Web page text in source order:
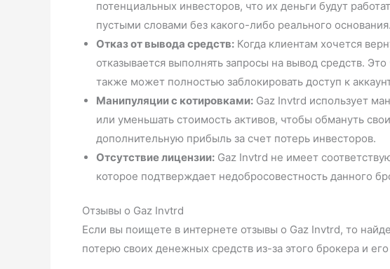
потенциальных инвесторов, что их деньги будут
пустыми словами без какого-либо реального основания.
Отказ от вывода средств: Когда клиентам хочется
отказывается выполнять запросы на вывод средств.
также может полностью заблокировать доступ к
Манипуляции с котировками: Gaz Invtrd использует
или уменьшать стоимость активов, чтобы обмануть
дополнительную прибыль за счет потерь инвесторов.
Отсутствие лицензии: Gaz Invtrd не имеет
которое подтверждает недобросовестность данного
Отзывы о Gaz Invtrd
Если вы поищете в интернете отзывы о Gaz Invtrd, то
потерю своих денежных средств из-за этого брокера и